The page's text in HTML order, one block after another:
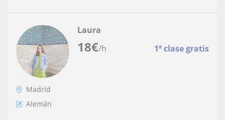
18€/h 1ª clase gratis
Laura
Madrid
Alemán